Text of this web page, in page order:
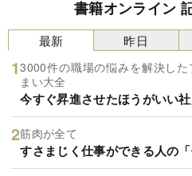
書籍オンライン
最新
3000件の職場の悩みを解決し
まい大全
今すぐ昇進させたほうがいい
筋肉が全て
すさまじく仕事ができる人の
昨日